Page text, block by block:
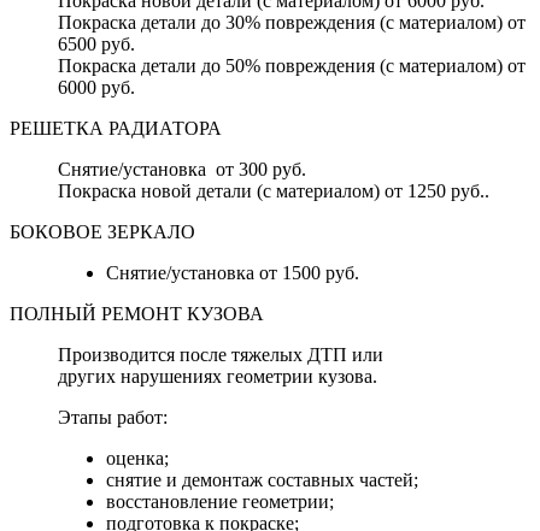
Покраска детали до 30% повреждения (с материалом) от
6500 руб.
Покраска детали до 50% повреждения (с материалом) от
6000 руб.
РЕШЕТКА РАДИАТОРА
Снятие/установка от 300 руб.
Покраска новой детали (с материалом) от 1250 руб..
БОКОВОЕ ЗЕРКАЛО
Снятие/установка от 1500 руб.
ПОЛНЫЙ РЕМОНТ КУЗОВА
Производится после тяжелых ДТП или
других нарушениях геометрии кузова.
Этапы работ:
оценка;
снятие и демонтаж составных частей;
восстановление геометрии;
подготовка к покраске;